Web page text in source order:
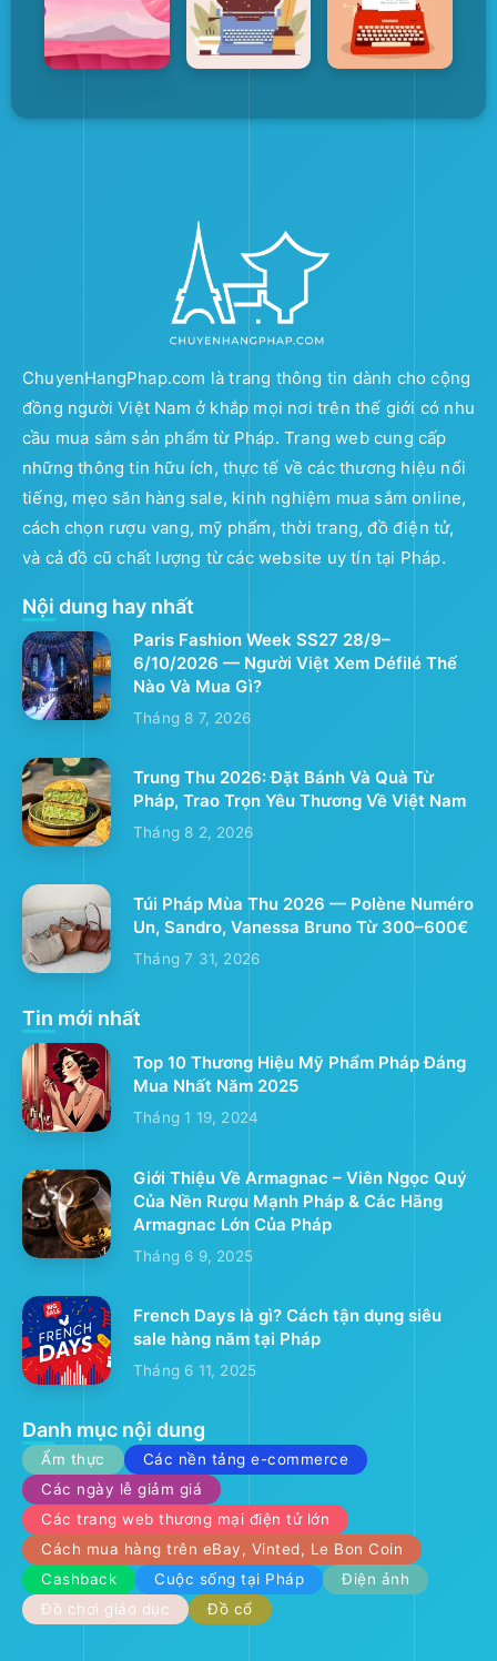
ChuyenHangPhap.com là trang thông tin dành cho cộng
đồng người Việt Nam ở khắp mọi nơi trên thế giới có nhu
cầu mua sắm sản phẩm từ Pháp. Trang web cung cấp
những thông tin hữu ích, thực tế về các thương hiệu nổi
tiếng, mẹo săn hàng sale, kinh nghiệm mua sắm online,
cách chọn rượu vang, mỹ phẩm, thời trang, đồ điện tử,
và cả đồ cũ chất lượng từ các website uy tín tại Pháp.
Nội dung hay nhất
Paris Fashion Week SS27 28/9–
6/10/2026 — Người Việt Xem Défilé Thế
Nào Và Mua Gì?
Tháng 8 7, 2026
Trung Thu 2026: Đặt Bánh Và Quà Từ
Pháp, Trao Trọn Yêu Thương Về Việt Nam
Tháng 8 2, 2026
Túi Pháp Mùa Thu 2026 — Polène Numéro
Un, Sandro, Vanessa Bruno Từ 300–600€
Tháng 7 31, 2026
Tin mới nhất
Top 10 Thương Hiệu Mỹ Phẩm Pháp Đáng
Mua Nhất Năm 2025
Tháng 1 19, 2024
Giới Thiệu Về Armagnac – Viên Ngọc Quý
Của Nền Rượu Mạnh Pháp & Các Hãng
Armagnac Lớn Của Pháp
Tháng 6 9, 2025
French Days là gì? Cách tận dụng siêu
sale hàng năm tại Pháp
Tháng 6 11, 2025
Danh mục nội dung
Ẩm thực
Các nền tảng e-commerce
Các ngày lễ giảm giá
Các trang web thương mại điện tử lớn
Cách mua hàng trên eBay, Vinted, Le Bon Coin
Cashback
Cuộc sống tại Pháp
Điện ảnh
Đồ chơi giáo dục
Đồ cổ